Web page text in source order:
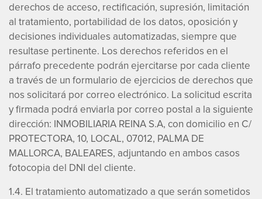
derechos de acceso, rectificación, supresión, limitación
al tratamiento, portabilidad de los datos, oposición y
decisiones individuales automatizadas, siempre que
resultase pertinente. Los derechos referidos en el
párrafo precedente podrán ejercitarse por cada cliente
a través de un formulario de ejercicios de derechos que
nos solicitará por correo electrónico. La solicitud escrita
y firmada podrá enviarla por correo postal a la siguiente
dirección: INMOBILIARIA REINA S.A, con domicilio en C/
PROTECTORA, 10, LOCAL, 07012, PALMA DE
MALLORCA, BALEARES, adjuntando en ambos casos
fotocopia del DNI del cliente.
1.4. El tratamiento automatizado a que serán sometidos